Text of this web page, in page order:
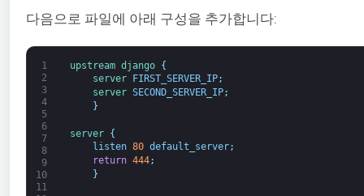
다음으로 파일에 아래 구성을 추가합니다:
1
2
3
4
5
6
7
8
9
10
11
upstream django
{
server
FIRST_SERVER_IP;
server SECOND_SERVER_IP;
}
server
{
listen 80 default_server;
return 444;
}